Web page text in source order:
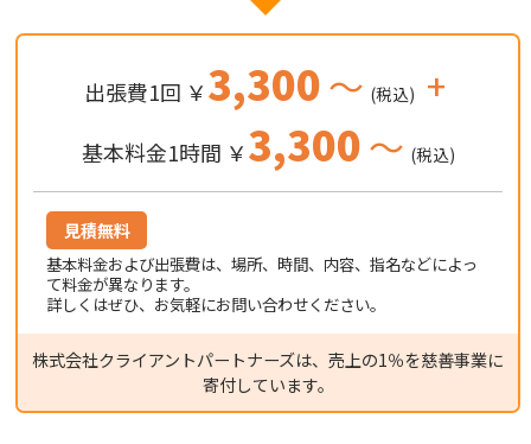
出張費1回 ￥3,300～ (税込) +
基本料金1時間 ￥3,300～ (税込)
見積無料
基本料金および出張費は、場所、時間、内容、指名などによっ
て料金が異なります。
詳しくはぜひ、お気軽にお問い合わせください。
株式会社クライアントパートナーズは、売上の1％を慈善事業に
寄付しています。